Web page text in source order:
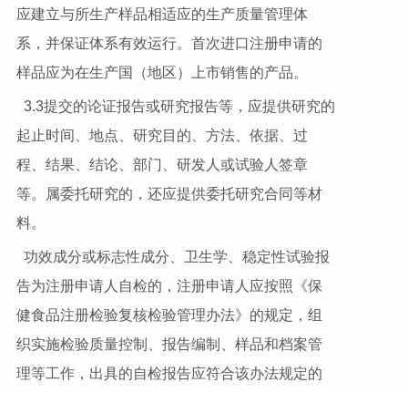
应建立与所生产样品相适应的生产质量管理体
系，并保证体系有效运行。首次进口注册申请的
样品应为在生产国（地区）上市销售的产品。
3.3提交的论证报告或研究报告等，应提供研究的
起止时间、地点、研究目的、方法、依据、过
程、结果、结论、部门、研发人或试验人签章
等。属委托研究的，还应提供委托研究合同等材
料。
功效成分或标志性成分、卫生学、稳定性试验报
告为注册申请人自检的，注册申请人应按照《保
健食品注册检验复核检验管理办法》的规定，组
织实施检验质量控制、报告编制、样品和档案管
理等工作，出具的自检报告应符合该办法规定的